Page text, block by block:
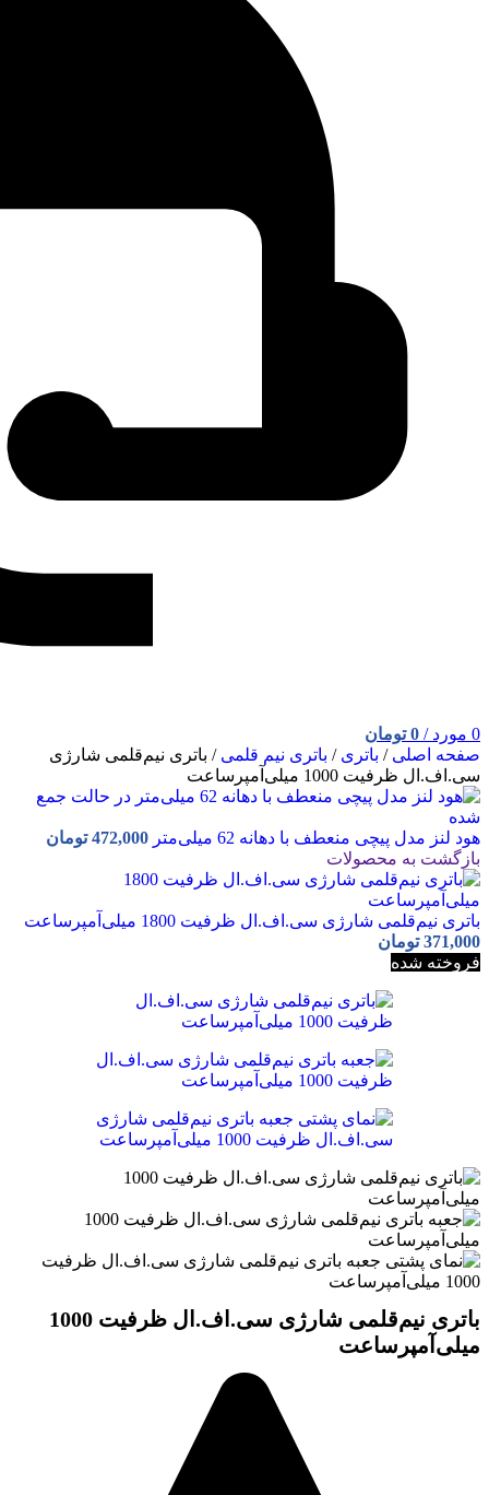
0 مورد /
0 تومان
صفحه اصلی / باتری / باتری نیم قلمی / باتری نیم‌قلمی شارژی
سی‌.اف.ال ظرفیت 1000 میلی‌آمپرساعت
هود لنز مدل پیچی منعطف با دهانه 62 میلی‌متر 472,000 تومان
بازگشت به محصولات
باتری نیم‌قلمی شارژی سی‌.اف.ال ظرفیت 1800 میلی‌آمپرساعت
371,000 تومان
فروخته شده
باتری نیم‌قلمی شارژی سی‌.اف.ال ظرفیت 1000
میلی‌آمپرساعت